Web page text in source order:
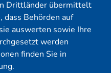
gegen aktuelle und
ist.
Pentest
Drittländer übermittelt
dass Behörden auf
auswerten sowie Ihre
werden
finden Sie in